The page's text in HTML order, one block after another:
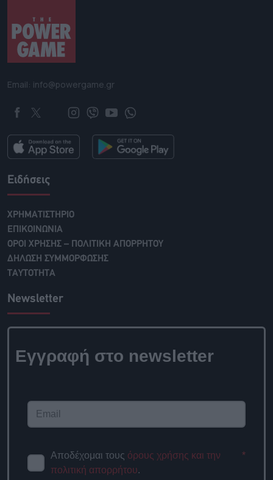
Email: info@powergame.gr
Ειδήσεις
ΧΡΗΜΑΤΙΣΤΗΡΙΟ
ΕΠΙΚΟΙΝΩΝΙΑ
ΟΡΟΙ ΧΡΗΣΗΣ – ΠΟΛΙΤΙΚΗ ΑΠΟΡΡΗΤΟΥ
ΔΗΛΩΣΗ ΣΥΜΜΟΡΦΩΣΗΣ
ΤΑΥΤΟΤΗΤΑ
Newsletter
Εγγραφή στο
Αποδέχομαι τους